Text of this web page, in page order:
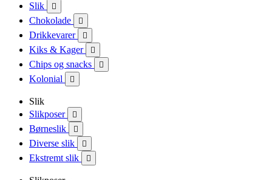
Slik 
Chokolade 
Drikkevarer 
Kiks & Kager 
Chips og snacks 
Kolonial 
Slik
Slikposer

Børneslik 
Diverse slik 
Ekstremt slik 